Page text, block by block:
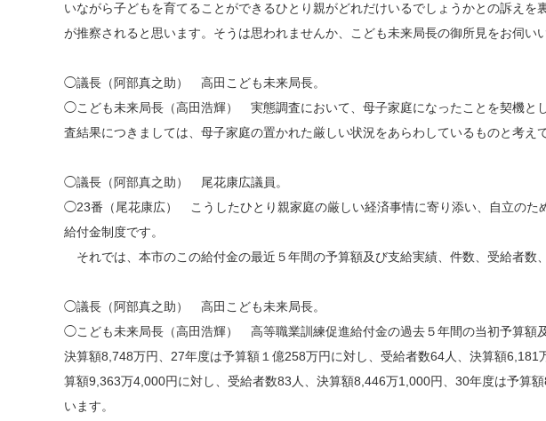
いながら子どもを育てることができるひとり親がどれだけいるでしょうかとの訴え
が推察されると思います。そうは思われませんか、こども未来局長の御所見をお伺い
◯議長（阿部真之助） 高田こども未来局長。
◯こども未来局長（高田浩輝） 実態調査において、母子家庭になったことを契機と
査結果につきましては、母子家庭の置かれた厳しい状況をあらわしているものと考え
◯議長（阿部真之助） 尾花康広議員。
◯23番（尾花康広） こうしたひとり親家庭の厳しい経済事情に寄り添い、自立のた
給付金制度です。
それでは、本市のこの給付金の最近５年間の予算額及び支給実績、件数、受給者数
◯議長（阿部真之助） 高田こども未来局長。
◯こども未来局長（高田浩輝） 高等職業訓練促進給付金の過去５年間の当初予算額
決算額8,748万円、27年度は予算額１億258万円に対し、受給者数64人、決算額
算額9,363万4,000円に対し、受給者数83人、決算額8,446万1,000円、30年度は予算
います。